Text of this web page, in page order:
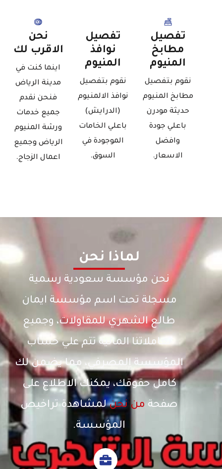
تفصيل
مطابخ
المنيوم
نقوم بتفصيل
مطابخ المنيوم
حديثة مودرن
باعلي جودة
وافضل
الاسعار.
تفصيل
نوافذ
المنيوم
نقوم بتفصيل
نوافذ الالمنيوم
(الدرايش)
باعلي الخامات
الموجودة في
السوق.
نحن
الاقرب لك
اينما كنت في
مدينة الرياض
فنحن نقدم
جميع خدمات
ورشة المنيوم
الرياض وجميع
اعمال الزجاج.
لماذا نحن
نحن مؤسسة سعودية رسمية
مسجلة تحت اسم مؤسسة ايمان
طالع الشهري للمقاولات، وجميع
تعاملاتنا المالية تتم علي حساب
المؤسسة المصرفي، مما يضمن لك
كامل حقوقك، يمكنك الاطلاع على
صفحةمن نحنلمشاهدة تراخيص
المؤسسة.